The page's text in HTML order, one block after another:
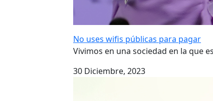
No uses wifis públicas para pagar
Vivimos en una sociedad en la que
30 Diciembre, 2023